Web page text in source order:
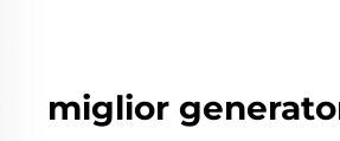
miglior